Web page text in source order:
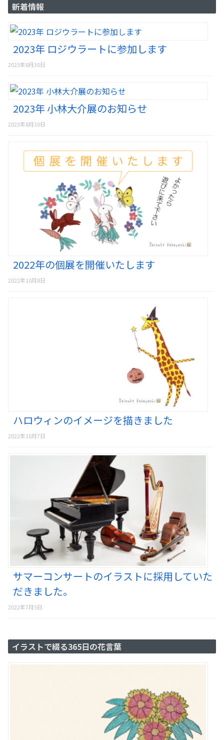
新着情報
2023年 ロジウラートに参加します
2023年8月30日
2023年 小林大介展のお知らせ
2023年8月30日
2022年の個展を開催いたします
2022年10月8日
ハロウィンのイメージを描きました
2022年10月7日
サマーコンサートのイラストに採用していた
だきました。
2022年7月5日
イラストで綴る365日の花言葉